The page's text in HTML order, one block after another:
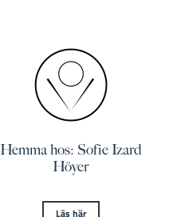
Hemma hos: Sofie Izard
Höyer
Läs här